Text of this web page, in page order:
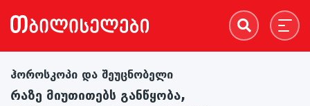
ჰოროსკოპი და შეუცნობელი
რაზე მიუთითებს განწყობა,